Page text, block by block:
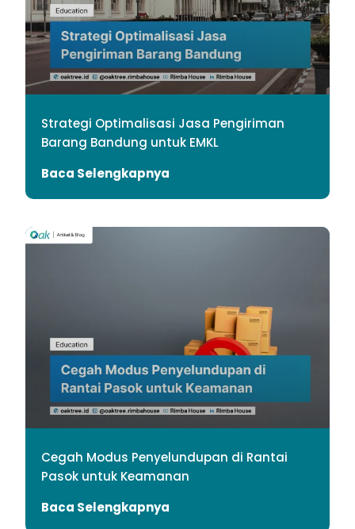
Strategi Optimalisasi Jasa Pengiriman
Barang Bandung untuk EMKL
Baca Selengkapnya
Cegah Modus Penyelundupan di Rantai
Pasok untuk Keamanan
Baca Selengkapnya